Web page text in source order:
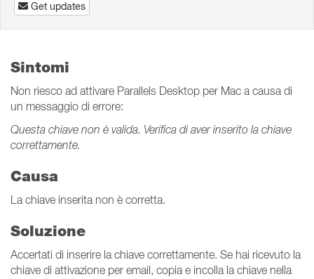
Get updates
Sintomi
Non riesco ad attivare Parallels Desktop per Mac a causa di
un messaggio di errore:
Questa chiave non è valida. Verifica di aver inserito la chiave
correttamente.
Causa
La chiave inserita non è corretta.
Soluzione
Accertati di inserire la chiave correttamente. Se hai ricevuto la
chiave di attivazione per email, copia e incolla la chiave nella